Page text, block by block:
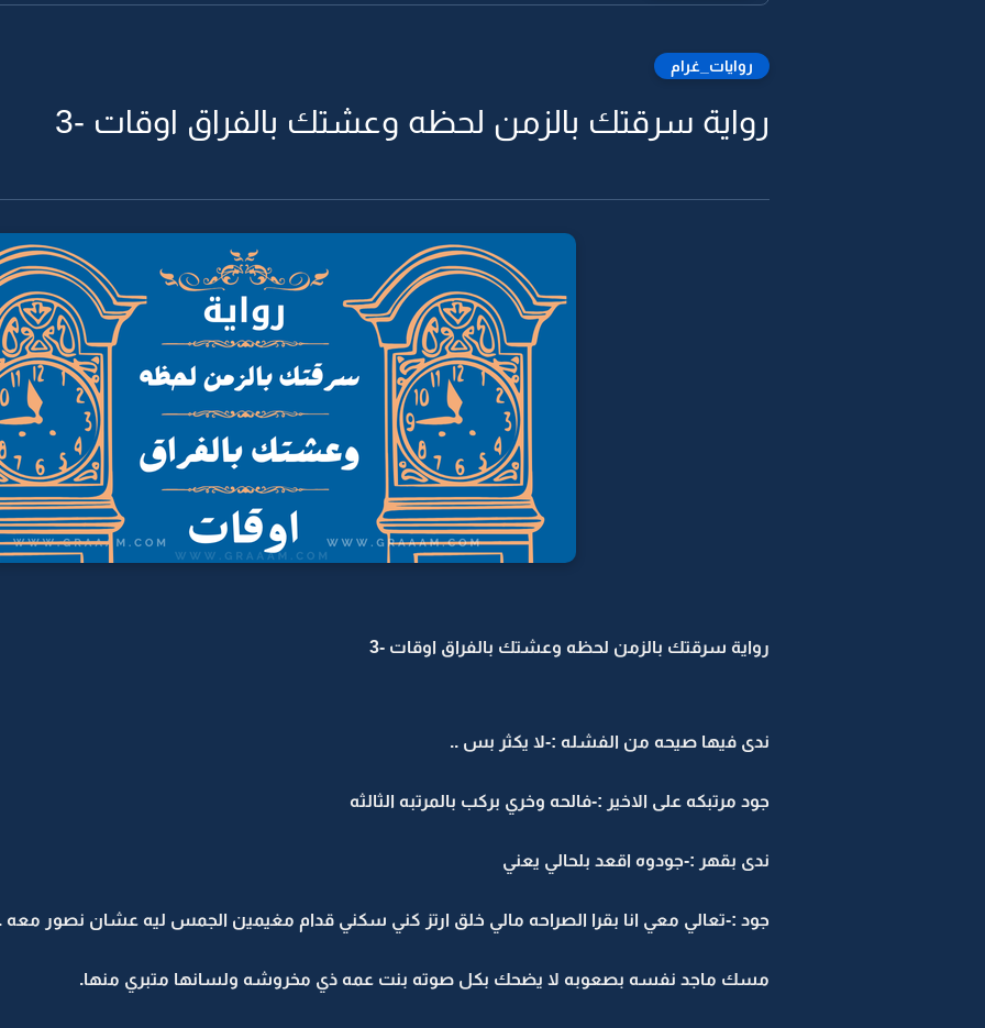
روايات_غرام
رواية سرقتك بالزمن لحظه وعشتك بالفراق اوقات -3
رواية سرقتك بالزمن لحظه وعشتك بالفراق اوقات -3
ندى فيها صيحه من الفشله :-لا يكثر بس ..
جود مرتبكه على الاخير :-فالحه وخري بركب بالمرتبه الثالثه
ندى بقهر :-جودوه اقعد بلحالي يعني
جود :-تعالي معي انا بقرا الصراحه مالي خلق ارتز كني سكني قدام مغيمين الجمس ليه عشان نصور معه
مسك ماجد نفسه بصعوبه لا يضحك بكل صوته بنت عمه ذي مخروشه ولسانها متبري منها.